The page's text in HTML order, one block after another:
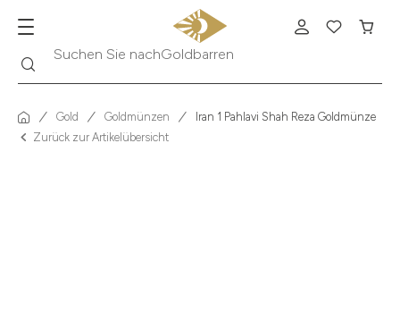
Suchen Sie nachGoldbarren
Gold Goldmünzen
Iran 1 Pahlavi Shah Reza Goldmünze
Zurück zur Artikelübersicht